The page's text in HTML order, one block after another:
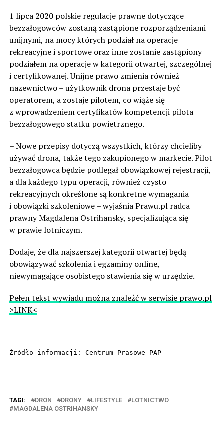
1 lipca 2020 polskie regulacje prawne dotyczące
bezzałogowców zostaną zastąpione rozporządzeniami
unijnymi, na mocy których podział na operacje
rekreacyjne i sportowe oraz inne zostanie zastąpiony
podziałem na operacje w kategorii otwartej, szczególnej
i certyfikowanej. Unijne prawo zmienia również
nazewnictwo – użytkownik drona przestaje być
operatorem, a zostaje pilotem, co wiąże się
z wprowadzeniem certyfikatów kompetencji pilota
bezzałogowego statku powietrznego.
– Nowe przepisy dotyczą wszystkich, którzy chcieliby
używać drona, także tego zakupionego w markecie. Pilot
bezzałogowca będzie podlegał obowiązkowej rejestracji,
a dla każdego typu operacji, również czysto
rekreacyjnych określone są konkretne wymagania
i obowiązki szkoleniowe – wyjaśnia Prawu.pl radca
prawny Magdalena Ostrihansky, specjalizująca się
w prawie lotniczym.
Dodaje, że dla najszerszej kategorii otwartej będą
obowiązywać szkolenia i egzaminy online,
niewymagające osobistego stawienia się w urzędzie.
Pełen tekst wywiadu można znaleźć w serwisie prawo.pl
>LINK<
Źródło informacji: Centrum Prasowe PAP
TAGI: DRON DRONY LIFESTYLE
LOTNICTWO
MAGDALENA OSTRIHANSKY